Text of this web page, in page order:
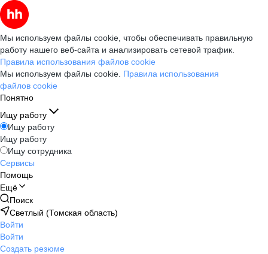
Мы используем файлы cookie, чтобы обеспечивать правильную
работу нашего веб-сайта и анализировать сетевой трафик.
Правила использования файлов cookie
Мы используем файлы cookie. Правила использования
файлов cookie
Понятно
Ищу работу
Ищу работу
Ищу работу
Ищу сотрудника
Сервисы
Помощь
Ещё
Поиск
Светлый (Томская область)
Войти
Войти
Создать резюме